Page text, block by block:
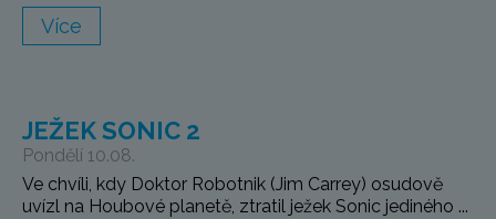
Více
JEŽEK SONIC 2
Pondělí 10.08.
Ve chvíli, kdy Doktor Robotnik (Jim Carrey) osudově
uvízl na Houbové planetě, ztratil ježek Sonic jediného ...